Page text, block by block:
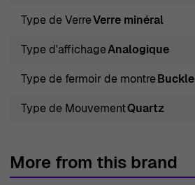
Type de VerreVerre minéral
Type d'affichageAnalogique
Type de fermoir de montreBuckle
Type de MouvementQuartz
More from this brand